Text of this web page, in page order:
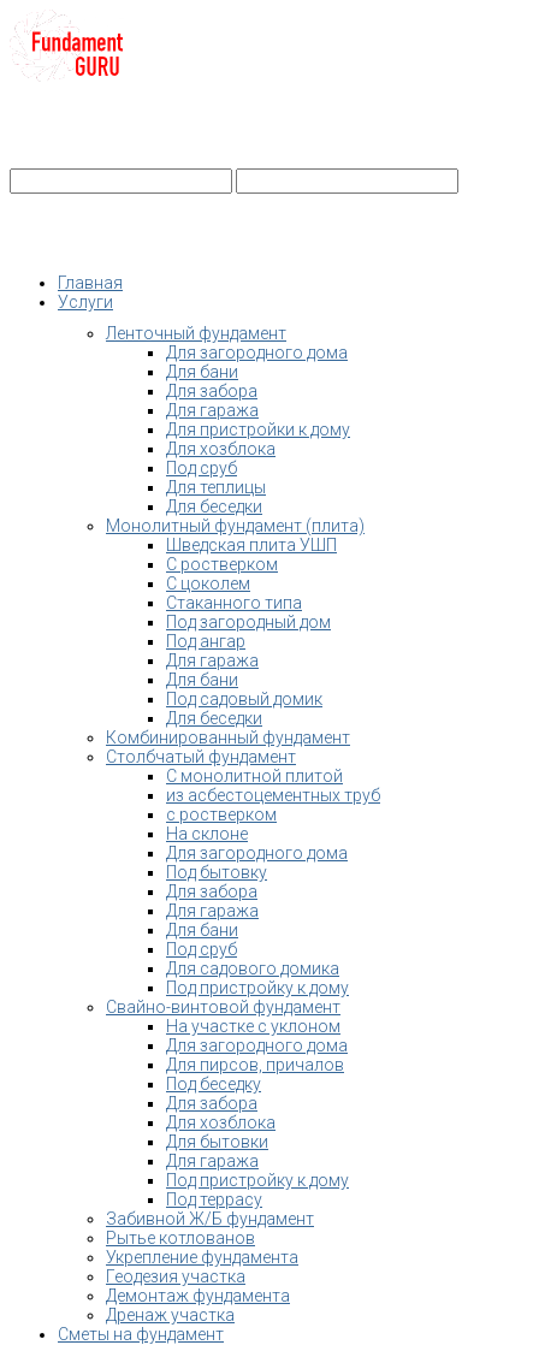
Главная
Услуги
Ленточный фундамент
Для загородного дома
Для бани
Для забора
Для гаража
Для пристройки к дому
Для хозблока
Под сруб
Для теплицы
Для беседки
Монолитный фундамент (плита)
Шведская плита УШП
С ростверком
С цоколем
Стаканного типа
Под загородный дом
Под ангар
Для гаража
Для бани
Под садовый домик
Для беседки
Комбинированный фундамент
Столбчатый фундамент
С монолитной плитой
из асбестоцементных труб
с ростверком
На склоне
Для загородного дома
Под бытовку
Для забора
Для гаража
Для бани
Под сруб
Для садового домика
Под пристройку к дому
Свайно-винтовой фундамент
На участке с уклоном
Для загородного дома
Для пирсов, причалов
Под беседку
Для забора
Для хозблока
Для бытовки
Для гаража
Под пристройку к дому
Под террасу
Забивной Ж/Б фундамент
Рытье котлованов
Укрепление фундамента
Геодезия участка
Демонтаж фундамента
Дренаж участка
Сметы на фундамент